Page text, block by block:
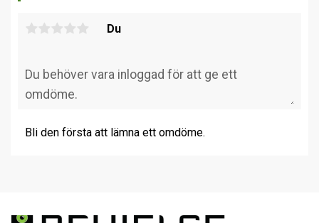
Du
Bli den första att lämna ett omdöme.